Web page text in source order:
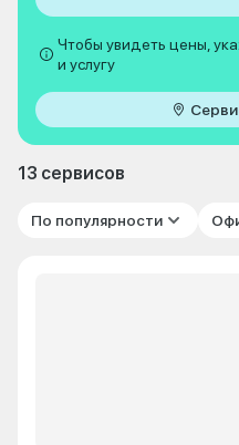
Чтобы увидеть цены,
и услугу
13 сервисов
По популярности